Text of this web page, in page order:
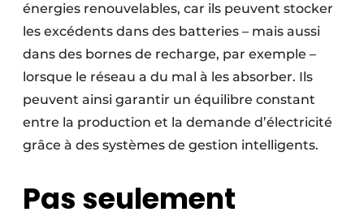
énergies renouvelables, car ils peuvent stocker
les excédents dans des batteries – mais aussi
dans des bornes de recharge, par exemple –
lorsque le réseau a du mal à les absorber. Ils
peuvent ainsi garantir un équilibre constant
entre la production et la demande d’électricité
grâce à des systèmes de gestion intelligents.
Pas seulement